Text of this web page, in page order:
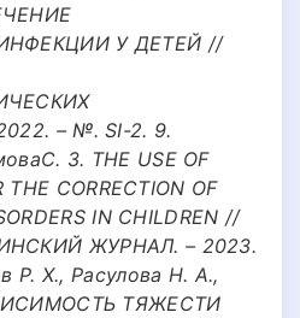
У ДЕТЕЙ //
– №. SI-2. 9.
З. THE USE OF
THE CORRECTION OF
IN CHILDREN //
ЖУРНАЛ. – 2023.
Р. Х., Расулова Н. А.,
ТЯЖЕСТИ